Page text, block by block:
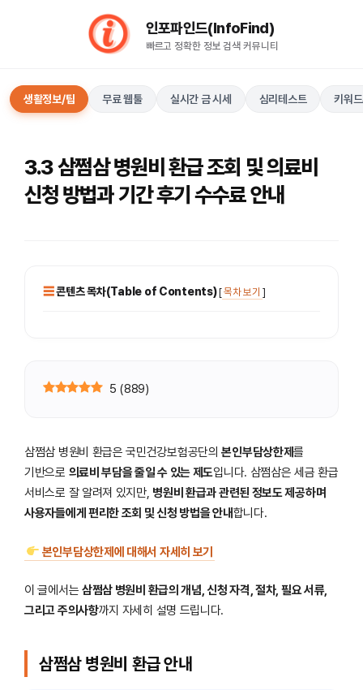
인포파인드(InfoFind)​​​​
빠르고 정확한 정보 검색 커뮤니티
생활정보/팁 무료 웹툴 실시간 금 시세 심리테스트 키워
3.3 삼쩜삼 병원비 환급 조회 및 의료비
신청 방법과 기간 후기 수수료 안내
콘텐츠 목차(Table of Contents)[목차 보기 ]
5 (889)
삼쩜삼 병원비 환급은 국민건강보험공단의본인부담상한제를
기반으로 의료비 부담을 줄일 수 있는 제도입니다. 삼쩜삼은 세금 환급
서비스로 잘 알려져 있지만, 병원비 환급과 관련된 정보도 제공하며
사용자들에게 편리한 조회 및 신청 방법을 안내합니다.
본인부담상한제에 대해서 자세히 보기
이 글에서는 삼쩜삼 병원비 환급의 개념, 신청 자격, 절차, 필요 서류,
그리고 주의사항까지 자세히 설명 드립니다.
삼쩜삼 병원비 환급 안내